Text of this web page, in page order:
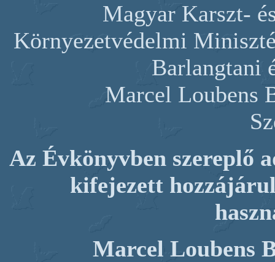
Magyar Karszt-
Környezetvédelmi
Barlangtani
Marcel Loubens
Az Évkönyvben szereplő
kifejezett
Marcel Loubens